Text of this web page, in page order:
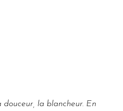
la blancheur. En